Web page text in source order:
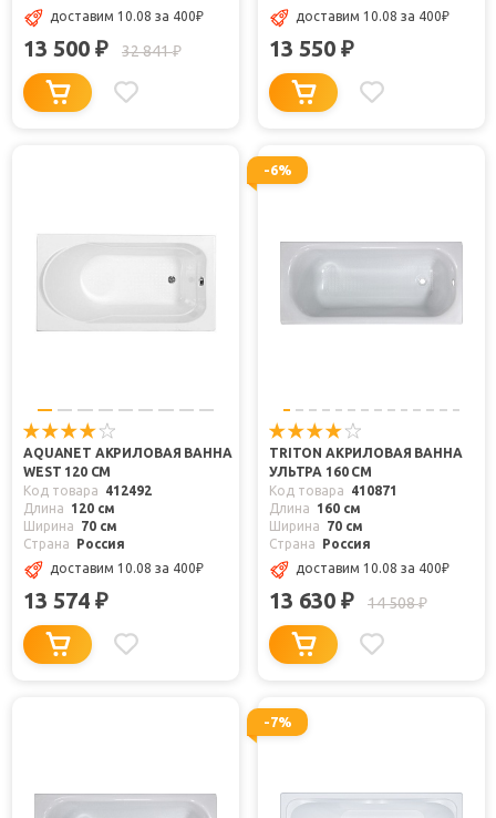
доставим 10.08 за 400₽
13 500 ₽ 32 841₽
доставим 10.08 за 400₽
13 550 ₽
AQUANET АКРИЛОВАЯ ВАННА
WEST 120 СМ
Код товара
412492
Длина
120 см
Ширина
70 см
Страна
Россия
доставим 10.08 за 400₽
13 574 ₽
-6%
TRITON АКРИЛОВАЯ ВАННА
УЛЬТРА 160 СМ
Код товара
410871
Длина
160 см
Ширина
70 см
Страна
Россия
доставим 10.08 за 400₽
13 630 ₽ 14 508₽
-7%